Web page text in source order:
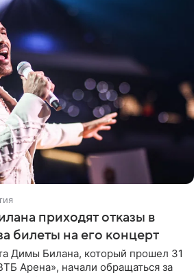
приходят отказы в
билеты на его концерт
Димы Билана, который прошел 31
Арена», начали обращаться за